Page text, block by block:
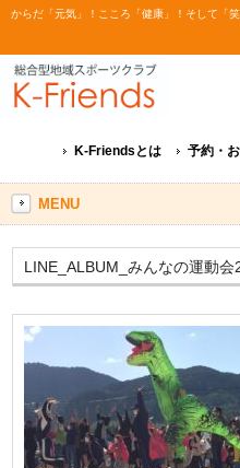
からだ「元気」！こころ「健康」！そして「笑
K-Friendsとは 予約・
MENU
LINE_ALBUM_みんなの運動